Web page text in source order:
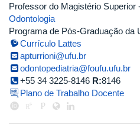
Professor do Magistério Superior
Odontologia
Programa de Pós-Graduação da
Currículo Lattes
apturrioni@ufu.br
odontopediatria@foufu.ufu.br
+55 34 3225-8146 R:8146
Plano de Trabalho Docente